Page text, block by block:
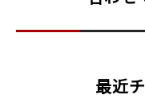
最近